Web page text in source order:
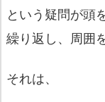
という疑問が頭
繰り返し、周囲
それは、